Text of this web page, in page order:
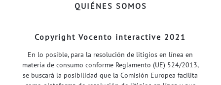
QUIÉNES SOMOS
Copyright Vocento interactive 2021
En lo posible, para la resolución de litigios en línea en
materia de consumo conforme Reglamento (UE) 524/2013,
se buscará la posibilidad que la Comisión Europea facilita